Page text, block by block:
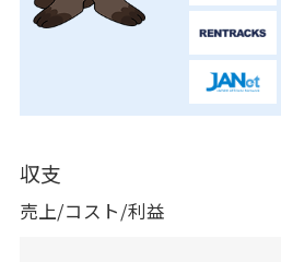
収支
売上/コスト/利益